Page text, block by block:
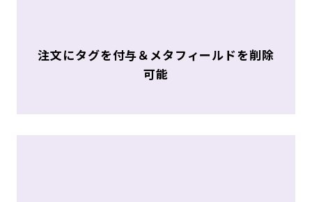
注文にタグを付与＆メタフィールドを削除
可能